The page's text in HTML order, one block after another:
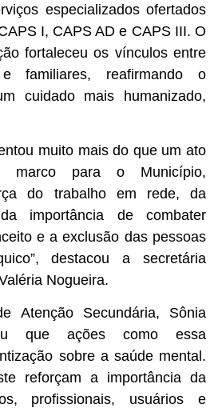
especializados ofertados
I, CAPS AD e CAPS III. O
fortaleceu os vínculos entre
familiares, reafirmando o
cuidado mais humanizado,
muito mais do que um ato
marco para o Município,
do trabalho em rede, da
importância de combater
e a exclusão das pessoas
destacou a secretária
Nogueira.
Atenção Secundária, Sônia
que ações como essa
sobre a saúde mental.
reforçam a importância da
profissionais, usuários e